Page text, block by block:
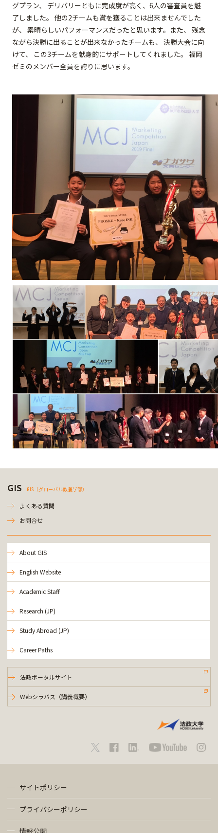
グプラン、 デリバリーともに完成度が高く、6人の審査員を魅
了しました。 他の2チームも賞を獲ることは出来ませんでした
が、 素晴らしいパフォーマンスだったと思います。また、 残念
ながら決勝に出ることが出来なかったチームも、 決勝大会に向
けて、 この3チームを献身的にサポートしてくれました。 福岡
ゼミのメンバー全員を誇りに思います。
GIS GIS（グローバル教養学部）
よくある質問
お問合せ
About GIS
English Website
Academic Staff
Research (JP)
Study Abroad (JP)
Career Paths
法政ポータルサイト
Webシラバス（講義概要）
サイトポリシー
プライバシーポリシー